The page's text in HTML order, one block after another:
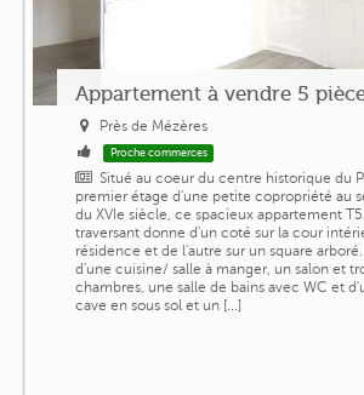
Appartement à vendre 5
Près de Mézères
Proche commerces
Situé au coeur du centre historique du
premier étage d'une petite copropriété au
du XVIe siècle, ce spacieux appartement
traversant donne d'un coté sur la cour
résidence et de l'autre sur un square
d'une cuisine/ salle à manger, un salon et
chambres, une salle de bains avec WC et
cave en sous sol et un [...]